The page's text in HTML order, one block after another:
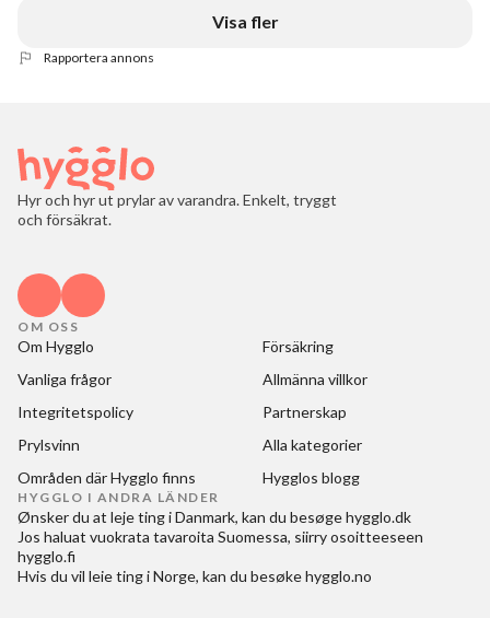
Visa fler
Rapportera annons
Hyr och hyr ut prylar av varandra. Enkelt, tryggt
och försäkrat.
OM OSS
Om Hygglo
Försäkring
Vanliga frågor
Allmänna villkor
Integritetspolicy
Partnerskap
Prylsvinn
Alla kategorier
Områden där Hygglo finns
Hygglos blogg
HYGGLO I ANDRA LÄNDER
Ønsker du at leje ting i Danmark, kan du besøgehygglo.dk
Jos haluat vuokrata tavaroita Suomessa, siirry osoitteeseen
hygglo.fi
Hvis du vil leie ting i Norge, kan du besøkehygglo.no